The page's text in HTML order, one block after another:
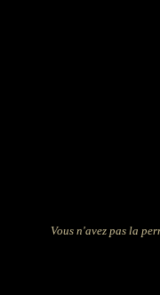
Vous n'avez pas la